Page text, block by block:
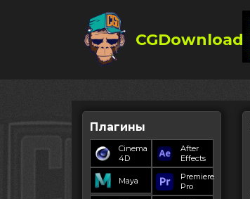
CGDownload
Плагины
Cinema
4D
After
Effects
Maya
Premiere
Pro